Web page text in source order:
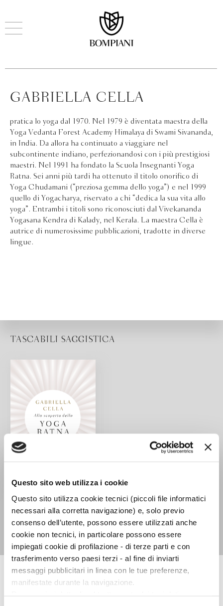
Questo sito web utilizza i cookie
Questo sito utilizza cookie tecnici (piccoli file informatici
necessari alla corretta navigazione) e, solo previo
consenso dell’utente, possono essere utilizzati anche
cookie non tecnici, in particolare possono essere
impiegati cookie di profilazione - di terze parti e con
trasferimento verso paesi terzi - al fine di inviarti
messaggi pubblicitari in linea con le tue preferenze,
manifestate durante la navigazione.
GABRIELLA CELLA
pratica lo yoga dal 1970. Nel 1979 è diventata maestra della
Yoga Vedanta Forest Academy Himalaya di Swami Sivananda,
in India. Da allora ha continuato a viaggiare nel
subcontinente indiano, perfezionandosi con i più prestigiosi
maestri. Nel 1991 ha fondato la Scuola Insegnanti Yoga
Ratna. Sei anni più tardi ha ottenuto il titolo onorifico di
Yoga Chudamani (“preziosa gemma dello yoga”) e nel 1999
quello di Yogacharya, riservato a chi “dedica la sua vita allo
yoga”. Entrambi i titoli sono riconosciuti dal Vivekananda
Yogasana Kendra di Kalady, nel Kerala. La maestra Cella è
autrice di numerosissime pubblicazioni, tradotte in diverse
lingue.
TASCABILI SAGGISTICA
Alla scoperta dello
Yoga Ratna
Gabriella Cella
TASCABILI VARIA